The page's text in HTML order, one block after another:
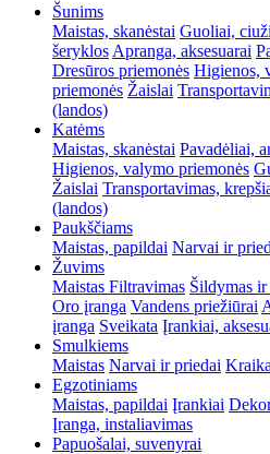
Šunims
Maistas, skanėstai Guoliai,
šeryklos Apranga, aksesuarai
Dresūros priemonės Higienos,
priemonės Žaislai
(landos)
Katėms
Maistas, skanėstai Pavadėliai,
Higienos, valymo priemonės
Žaislai Transportavimas,
(landos)
Paukščiams
Maistas, papildai Narvai ir
Žuvims
Maistas Filtravimas Šildymas ir
Oro įranga Vandens priežiūrai
įranga Sveikata Įrankiai,
Smulkiems
Maistas Narvai ir priedai
Egzotiniams
Maistas, papildai Įrankiai
Įranga, instaliavimas
Papuošalai, suvenyrai